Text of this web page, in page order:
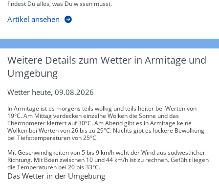
findest Du alles, was Du wissen musst.
Artikel ansehen
Weitere Details zum Wetter in Armitage und
Umgebung
Wetter heute, 09.08.2026
In Armitage ist es morgens teils wolkig und teils heiter bei Werten von
19°C. Am Mittag verdecken einzelne Wolken die Sonne und das
Thermometer klettert auf 30°C. Am Abend gibt es in Armitage keine
Wolken bei Werten von 26 bis zu 29°C. Nachts gibt es lockere Bewölkung
bei Tiefsttemperaturen von 25°C.
Mit Geschwindigkeiten von 5 bis 9 km/h weht der Wind aus südwestlicher
Richtung. Mit Böen zwischen 10 und 44 km/h ist zu rechnen. Gefühlt liegen
die Temperaturen bei 20 bis 33°C.
Das Wetter in der Umgebung